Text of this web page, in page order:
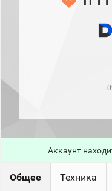
игроков
Статистика
стримеров
Аккаунт
Общее Техника